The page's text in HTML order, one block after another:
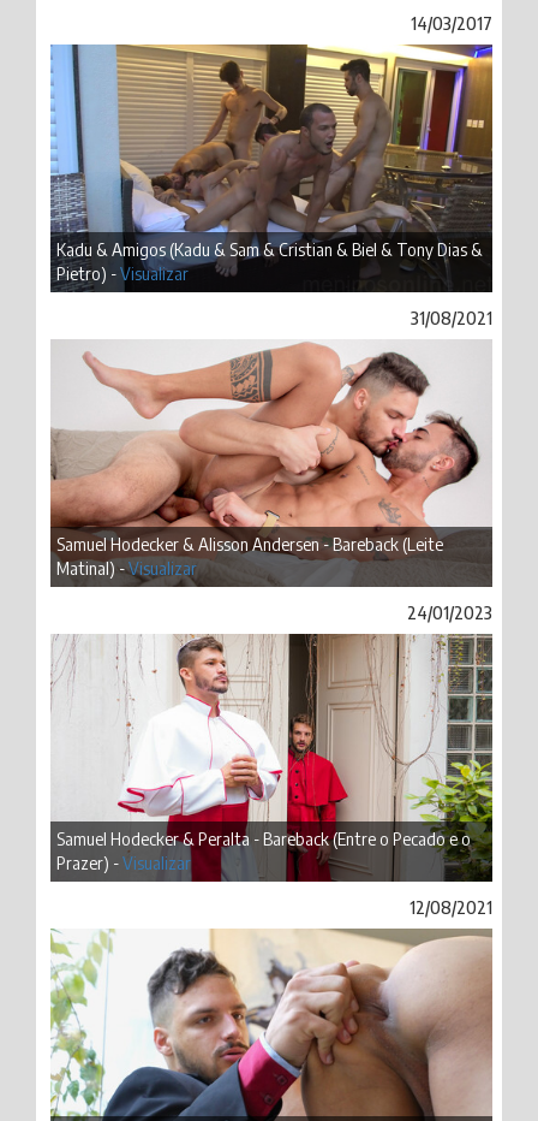
14/03/2017
Kadu & Amigos (Kadu & Sam & Cristian & Biel & Tony Dias &
Pietro) -Visualizar
31/08/2021
Samuel Hodecker & Alisson Andersen - Bareback (Leite
Matinal) -Visualizar
24/01/2023
Samuel Hodecker & Peralta - Bareback (Entre o Pecado e o
Prazer) -Visualizar
12/08/2021